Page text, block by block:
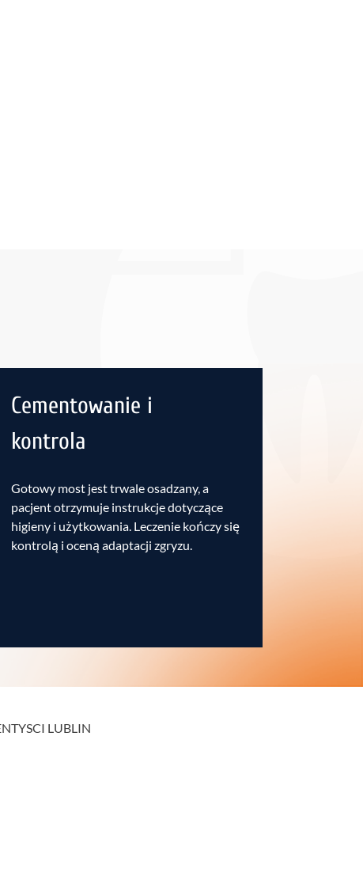
Cementowanie i
kontrola
Gotowy most jest trwale osadzany, a
pacjent otrzymuje instrukcje dotyczące
higieny i użytkowania. Leczenie kończy się
kontrolą i oceną adaptacji zgryzu.